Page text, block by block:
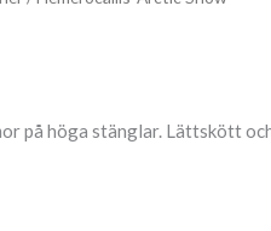
på höga stänglar. Lättskött